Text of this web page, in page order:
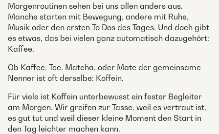
Morgenroutinen sehen bei uns allen anders aus.
Manche starten mit Bewegung, andere mit Ruhe,
Musik oder den ersten To Dos des Tages. Und doch gibt
es etwas, das bei vielen ganz automatisch dazugehört:
Kaffee.
Ob Kaffee, Tee, Matcha, oder Mate der gemeinsame
Nenner ist oft derselbe: Koffein.
Für viele ist Koffein unterbewusst ein fester Begleiter
am Morgen. Wir greifen zur Tasse, weil es vertraut ist,
es gut tut und weil dieser kleine Moment den Start in
den Tag leichter machen kann.